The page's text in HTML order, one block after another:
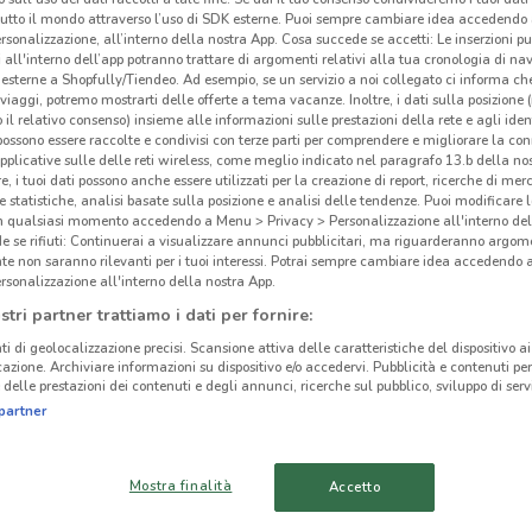
MONTEROTONDO
ACTION CIAMPINO
il mondo attraverso l’uso di SDK esterne. Puoi sempre cambiare idea accedendo
all’interno della nostra App. Cosa succede se accetti: Le inserzioni
all'interno dell’app potranno trattare di argomenti relativi alla tua cronologia di
a Shopfully/Tiendeo. Ad esempio, se un servizio a noi collegato ci informa
potremo mostrarti delle offerte a tema vacanze. Inoltre, i dati sulla posizione
il relativo consenso) insieme alle informazioni sulle prestazioni della rete e agli
essere raccolte e condivisi con terze parti per comprendere e migliorare la
sulle delle reti wireless, come meglio indicato nel paragrafo 13.b della
i tuoi dati possono anche essere utilizzati per la creazione di report, ricerche di
statistiche, analisi basate sulla posizione e analisi delle tendenze. Puoi modificare
qualsiasi momento accedendo a Menu > Privacy > Personalizzazione all'interno
se rifiuti: Continuerai a visualizzare annunci pubblicitari, ma riguarderanno
non saranno rilevanti per i tuoi interessi. Potrai sempre cambiare idea accedendo
all'interno della nostra App.
partner trattiamo i dati per fornire:
di geolocalizzazione precisi. Scansione attiva delle caratteristiche del dispositivo
Archiviare informazioni su dispositivo e/o accedervi. Pubblicità e contenuti
prestazioni dei contenuti e degli annunci, ricerche sul pubblico, sviluppo di
Mostra finalità Accetto